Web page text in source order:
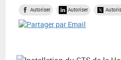
Autoriser Autoriser